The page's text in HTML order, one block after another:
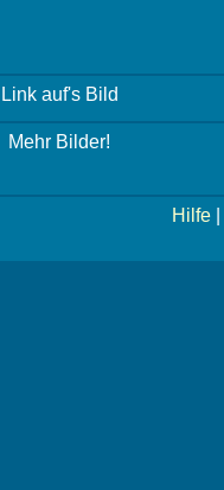
Link auf's Bild
Mehr Bilder!
Hilfe